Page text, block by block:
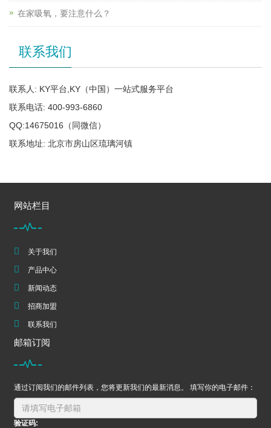
在家吸氧，要注意什么？
联系我们
联系人: KY平台,KY（中国）一站式服务平台
联系电话: 400-993-6860
QQ:14675016（同微信）
联系地址: 北京市房山区琉璃河镇
网站栏目
关于我们
产品中心
新闻动态
招商加盟
联系我们
邮箱订阅
通过订阅我们的邮件列表，您将更新我们的最新消息。 填写你的电子邮件：
验证码: